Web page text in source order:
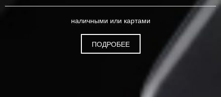
наличными или картами
ПОДРОБЕЕ